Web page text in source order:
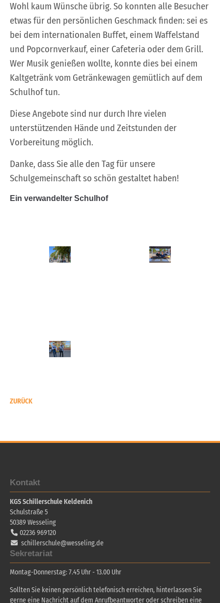
Wohl kaum Wünsche übrig. So konnten alle Besucher
etwas für den persönlichen Geschmack finden: sei es
bei dem internationalen Buffet, einem Waffelstand
und Popcornverkauf, einer Cafeteria oder dem Grill.
Wer Musik genießen wollte, konnte dies bei einem
Kaltgetränk vom Getränkewagen gemütlich auf dem
Schulhof tun.
Diese Angebote sind nur durch Ihre vielen
unterstützenden Hände und Zeitstunden der
Vorbereitung möglich.
Danke, dass Sie alle den Tag für unsere
Schulgemeinschaft so schön gestaltet haben!
Ein verwandelter Schulhof
ZURÜCK
Kontakt
KGS Schillerschule Keldenich
Schulstraße 5
50389 Wesseling
02236 969120
schillerschule@wesseling.de
Sekretariat
Montag-Donnerstag: 7.45 Uhr - 13.00 Uhr
Sollten Sie keinen persönlich telefonisch erreichen, hinterlassen Sie
gerne eine Nachricht auf dem Anrufbeantworter oder schreiben eine